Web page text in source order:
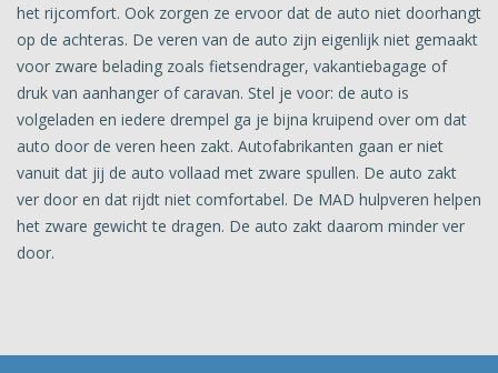
het rijcomfort. Ook zorgen ze ervoor dat de auto niet doorhangt
op de achteras. De veren van de auto zijn eigenlijk niet gemaakt
voor zware belading zoals fietsendrager, vakantiebagage of
druk van aanhanger of caravan. Stel je voor: de auto is
volgeladen en iedere drempel ga je bijna kruipend over om dat
auto door de veren heen zakt. Autofabrikanten gaan er niet
vanuit dat jij de auto vollaad met zware spullen. De auto zakt
ver door en dat rijdt niet comfortabel. De MAD hulpveren helpen
het zware gewicht te dragen. De auto zakt daarom minder ver
door.